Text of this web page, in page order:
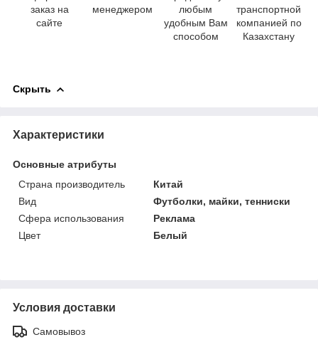
заказ на
сайте
менеджером
любым
удобным Вам
способом
транспортной
компанией по
Казахстану
Скрыть
Характеристики
Основные атрибуты
Страна производитель
Китай
Вид
Футболки, майки, тенниски
Сфера использования
Реклама
Цвет
Белый
Условия доставки
Самовывоз